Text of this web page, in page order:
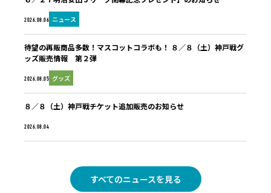
2026.08.06 ニュース
2026.08.05 グッズ
待望の再販商品多数！マスコットコラボも！ ８／８（土）神戸戦グ
ッズ販売情報 第２弾
2026.08.04
８／８（土）神戸戦チケット追加販売のお知らせ
すべてのニュースを見る